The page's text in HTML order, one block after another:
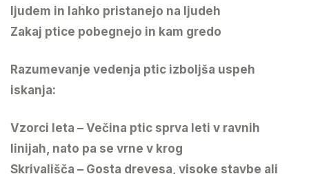
ljudem in lahko pristanejo na ljudeh
Zakaj ptice pobegnejo in kam gredo
Razumevanje vedenja ptic izboljša uspeh
iskanja:
Vzorci leta – Večina ptic sprva leti v ravnih
linijah, nato pa se vrne v krog
Skrivališča – Gosta drevesa, visoke stavbe ali